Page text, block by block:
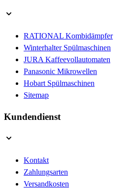
RATIONAL Kombidämpfer
Winterhalter Spülmaschinen
JURA Kaffeevollautomaten
Panasonic Mikrowellen
Hobart Spülmaschinen
Sitemap
Kundendienst
Kontakt
Zahlungsarten
Versandkosten